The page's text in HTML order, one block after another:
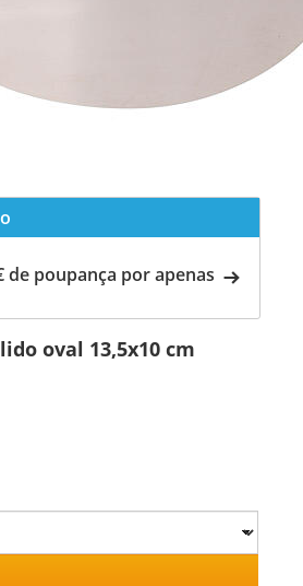
de poupança por apenas
oval 13,5x10 cm